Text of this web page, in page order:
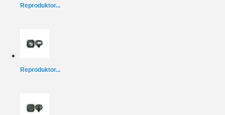
Reproduktor...
Reproduktor...